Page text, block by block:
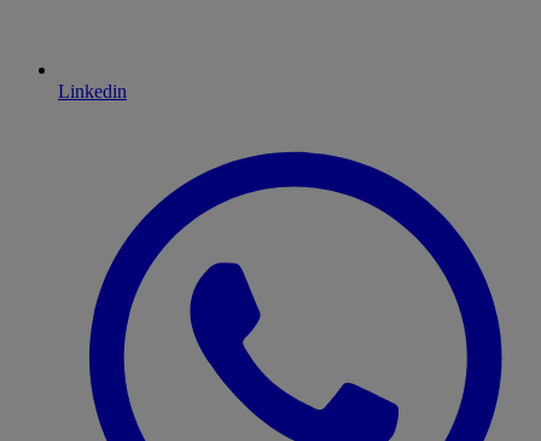
Linkedin